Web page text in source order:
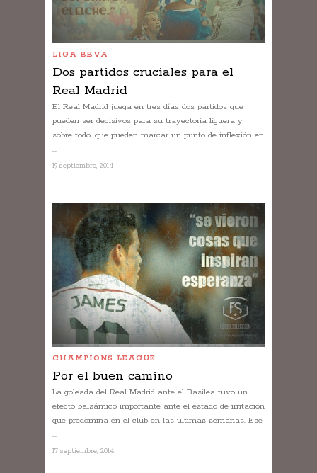
LIGA BBVA
Dos partidos cruciales para el
Real Madrid
El Real Madrid juega en tres días dos partidos que
pueden ser decisivos para su trayectoria liguera y,
sobre todo, que pueden marcar un punto de inflexión en
...
19 septiembre, 2014
CHAMPIONS LEAGUE
Por el buen camino
La goleada del Real Madrid ante el Basilea tuvo un
efecto balsámico importante ante el estado de irritación
que predomina en el club en las últimas semanas. Ese
...
17 septiembre, 2014